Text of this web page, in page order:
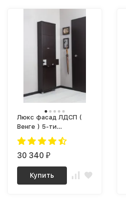
Люкс фасад ЛДСП (
Венге ) 5-ти
секционный Плюс
30 340 ₽
Купить